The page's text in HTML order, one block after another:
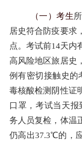
（一）考生
居史符合防疫要求
点。考试前14天内
高风险地区旅居史
例有密切接触史的
毒核酸检测阴性证
口罩，考试当天
务人员复检，体温
仍高出37.3℃的，